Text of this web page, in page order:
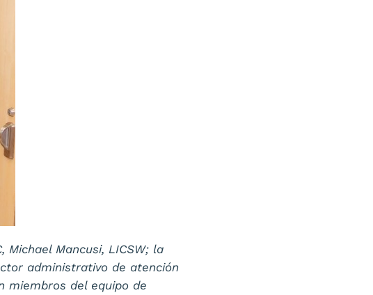
Mancusi, LICSW; la
administrativo de atención
miembros del equipo de